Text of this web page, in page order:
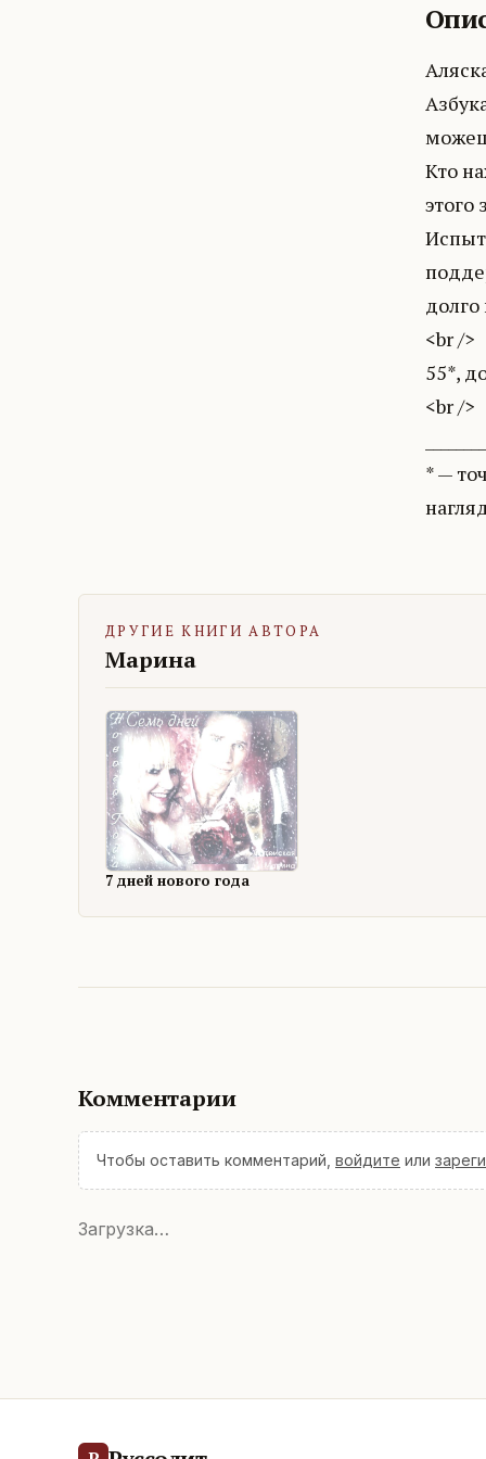
Кто
этого
долго
<br />
55*,
<br />
* —
ДРУГИЕ КНИГИ АВТОРА
Марина
7 дней нового года
Комментарии
Чтобы оставить комментарий, войдите или
Загрузка…